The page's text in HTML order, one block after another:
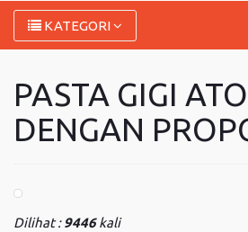
KATEGORI
PASTA GIGI
DENGAN
Dilihat :9446kali